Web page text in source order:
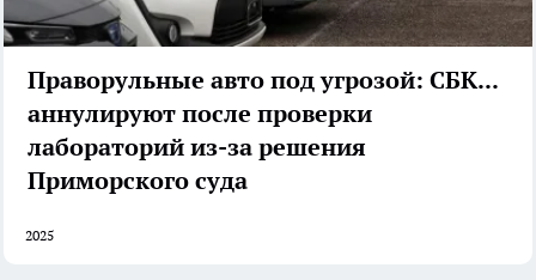
Праворульные авто под угрозой: СБКТС
аннулируют после проверки
лабораторий из-за решения
Приморского суда
2025